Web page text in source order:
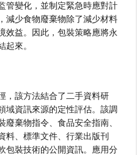
管變化，並制定緊急時應對計
減少食物廢棄物除了減少材料
效益。因此，包裝策略應將永
起來。
，該方法結合了二手資料研
域資訊來源的定性評估。該調
棄物指令、食品安全指南、
料、標準文件、行業出版刊
包裝技術的公開資訊。應用分